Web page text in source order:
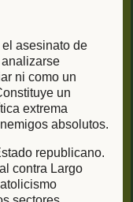
asesinato de
ni como un
un
extrema
absolutos.
republicano.
contra Largo